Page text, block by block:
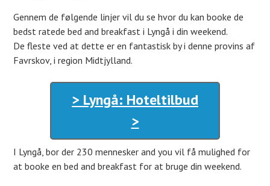
Gennem de følgende linjer vil du se hvor du kan booke de
bedst ratede bed and breakfast i Lyngå i din weekend.
De fleste ved at dette er en fantastisk by i denne provins af
Favrskov, i region Midtjylland.
> Lyngå: Hoteltilbud
>
I Lyngå, bor der 230 mennesker and you vil få mulighed for
at booke en bed and breakfast for at bruge din weekend.